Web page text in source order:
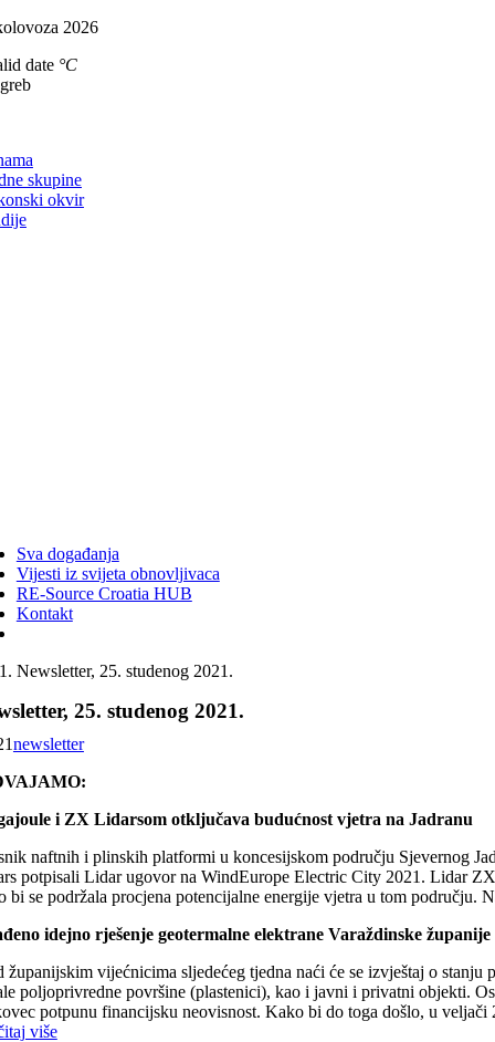
Skip
content
2026
date °C
skupine
okvir
Sva događanja
Vijesti iz svijeta obnovljivaca
RE-Source Croatia HUB
Kontakt
Newsletter, 25. studenog 2021.
25. studenog 2021.
newsletter
i ZX Lidarsom otključava budućnost vjetra na Jadranu
naftnih i plinskih platformi u koncesijskom području Sjevernog
potpisali Lidar ugovor na WindEurope Electric City 2021. Lidar
bi se podržala procjena potencijalne energije vjetra u tom
idejno rješenje geotermalne elektrane Varaždinske županije
županijskim vijećnicima sljedećeg tjedna naći će se izvještaj o
poljoprivredne površine (plastenici), kao i javni i privatni objekti.
potpunu financijsku neovisnost. Kako bi do toga došlo, u
više